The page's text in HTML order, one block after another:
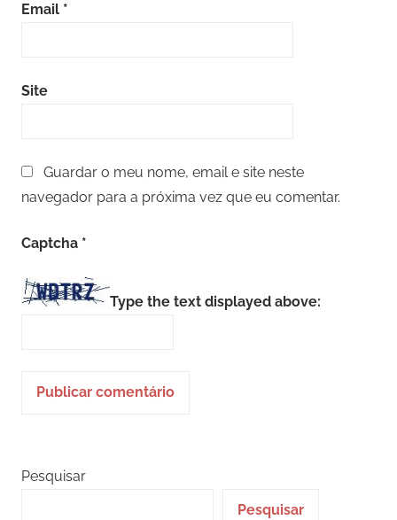
Email *
Site
Guardar o meu nome, email e site neste
navegador para a próxima vez que eu comentar.
Captcha *
Type the text displayed above:
Pesquisar
Pesquisar